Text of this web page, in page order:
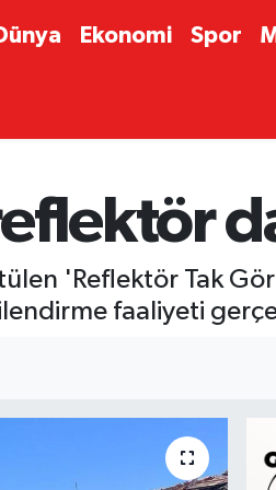
Ekonomi Spor
'Reflektör Tak
faaliyeti